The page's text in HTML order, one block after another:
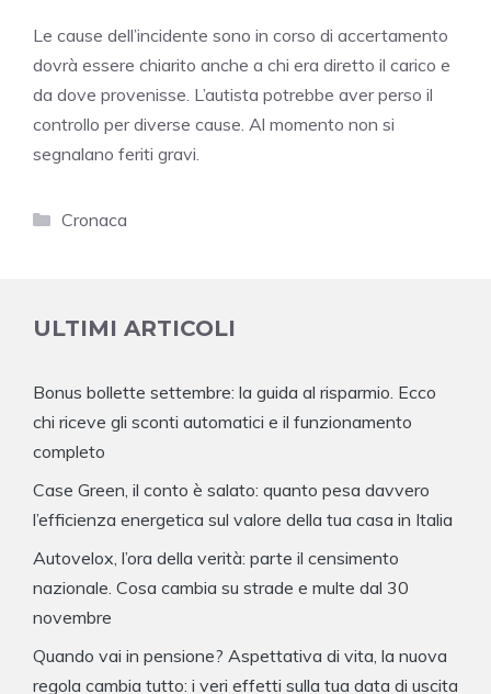
Le cause dell’incidente sono in corso di accertamento
dovrà essere chiarito anche a chi era diretto il carico e
da dove provenisse. L’autista potrebbe aver perso il
controllo per diverse cause. Al momento non si
segnalano feriti gravi.
Categorie
Cronaca
ULTIMI ARTICOLI
Bonus bollette settembre: la guida al risparmio. Ecco
chi riceve gli sconti automatici e il funzionamento
completo
Case Green, il conto è salato: quanto pesa davvero
l’efficienza energetica sul valore della tua casa in Italia
Autovelox, l’ora della verità: parte il censimento
nazionale. Cosa cambia su strade e multe dal 30
novembre
Quando vai in pensione? Aspettativa di vita, la nuova
regola cambia tutto: i veri effetti sulla tua data di uscita